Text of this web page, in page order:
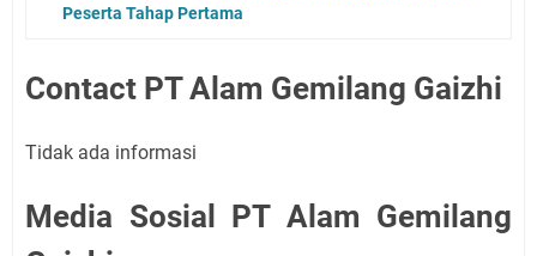
Peserta Tahap Pertama
Contact PT Alam Gemilang Gaizhi
Tidak ada informasi
Media Sosial PT Alam Gemilang